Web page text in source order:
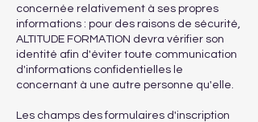
concernée relativement à ses propres
informations : pour des raisons de sécurité,
ALTITUDE FORMATION devra vérifier son
identité afin d'éviter toute communication
d'informations confidentielles le
concernant à une autre personne qu'elle.
Les champs des formulaires d'inscription